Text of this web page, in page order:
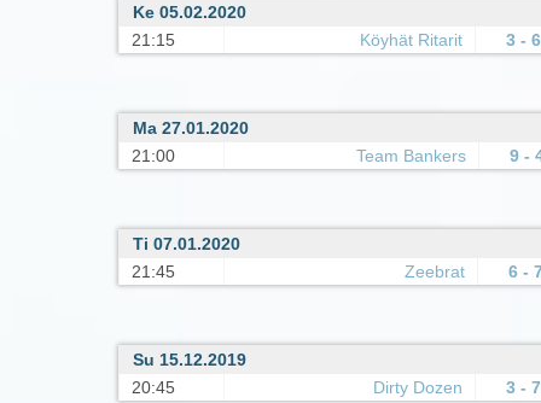
Ke 05.02.2020
21:15
Köyhät Ritarit 3 - 6
Ma 27.01.2020
21:00
Team Bankers 9 -
Ti 07.01.2020
21:45
Zeebrat 6 -
Su 15.12.2019
20:45
Dirty Dozen 3 - 7